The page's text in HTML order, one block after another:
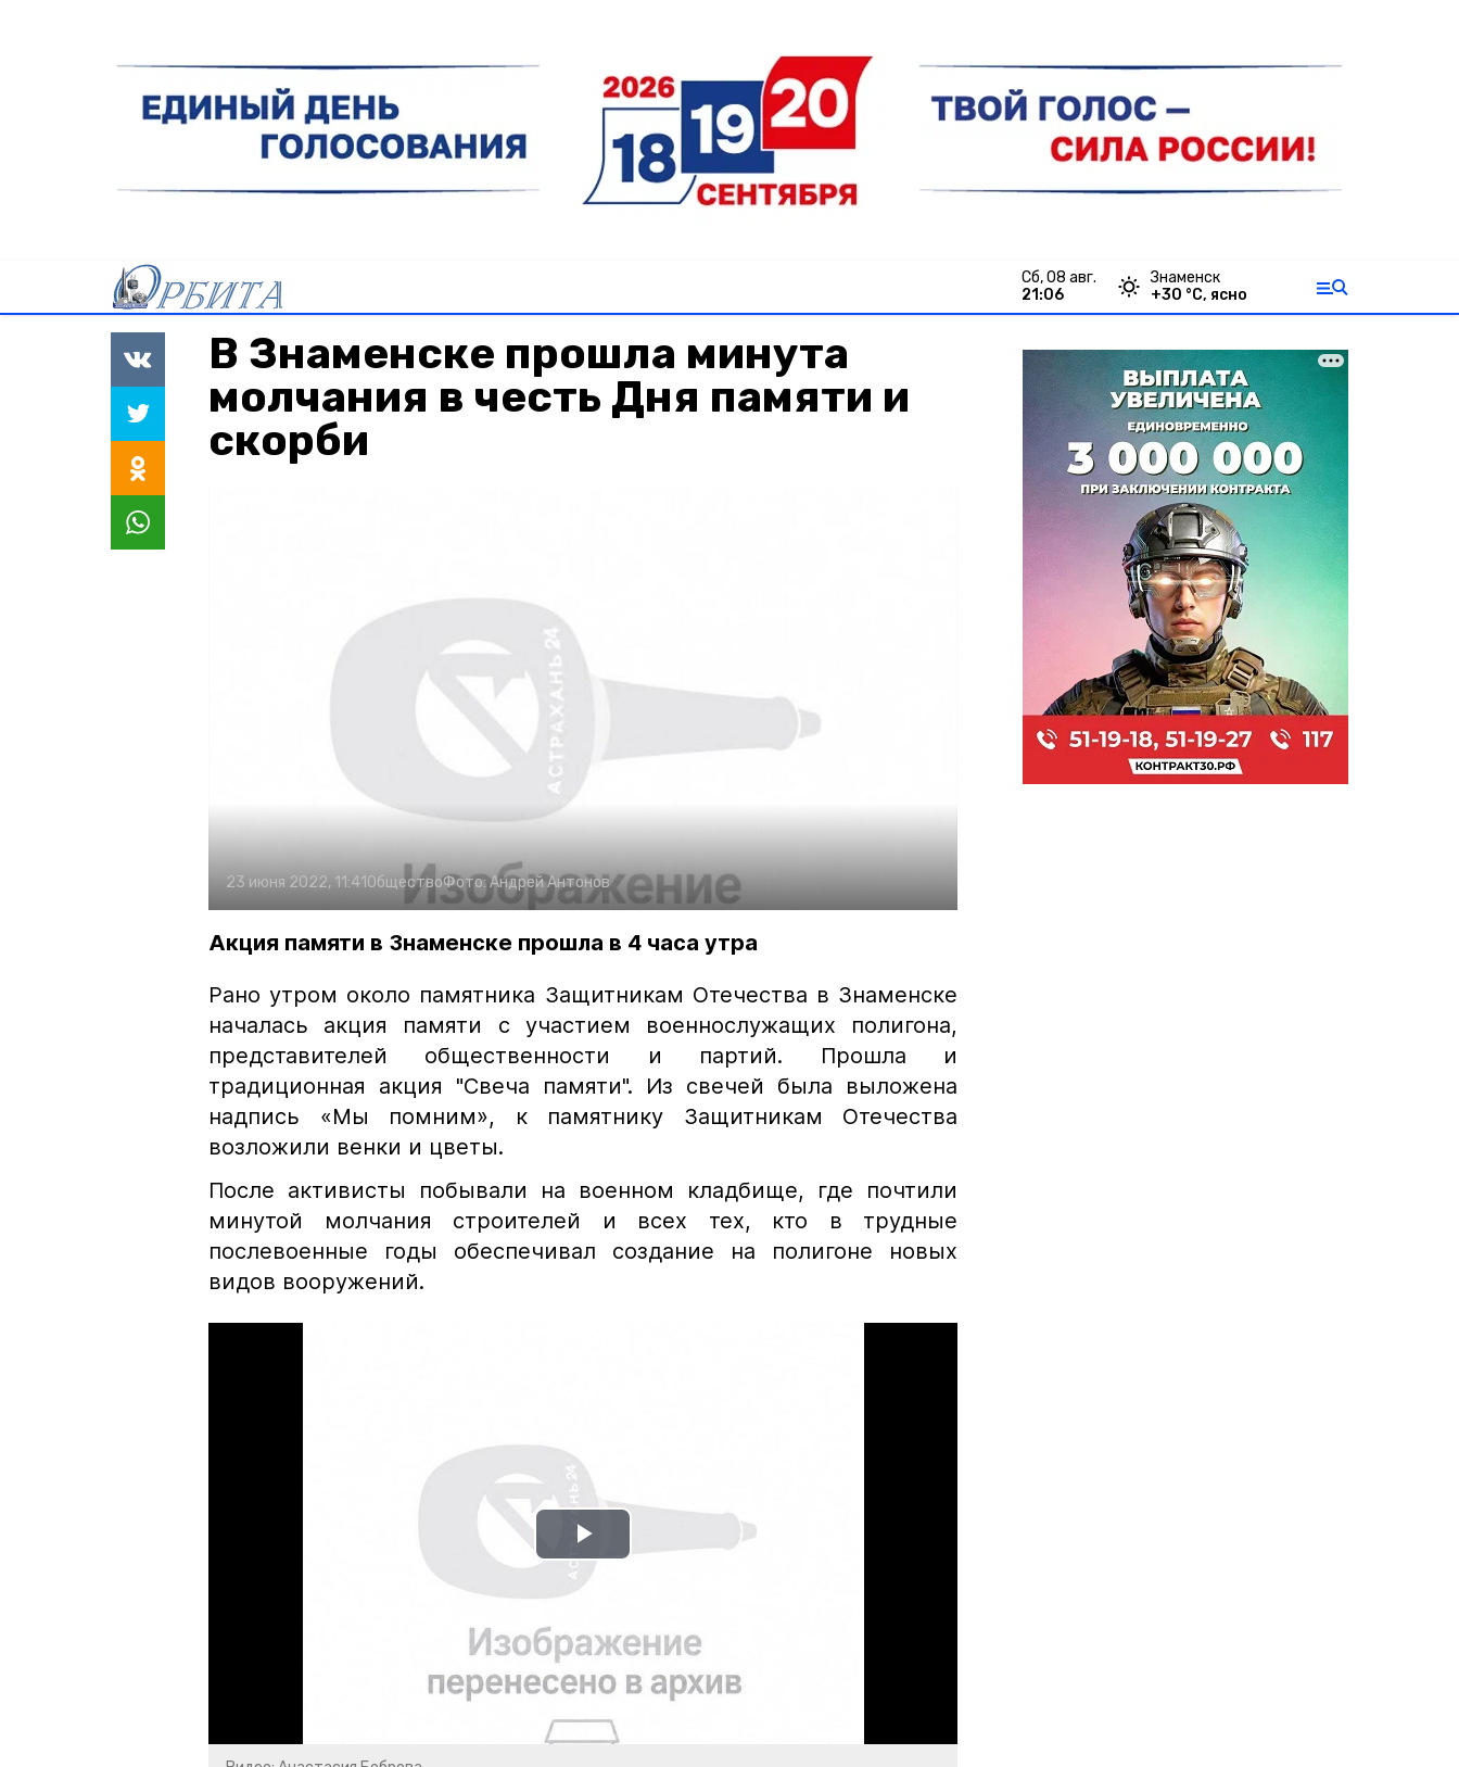
сб, 08 авг.
21:06
Знаменск
+30 °С, ясно
В Знаменске прошла минута
молчания в честь Дня памяти и
скорби
23 июня 2022, 11:41ОбществоФото:Андрей Антонов
Акция памяти в Знаменске прошла в 4 часа утра
Рано утром около памятника Защитникам Отечества в Знаменске
началась акция памяти с участием военнослужащих полигона,
представителей общественности и партий. Прошла и
традиционная акция "Свеча памяти". Из свечей была выложена
надпись «Мы помним», к памятнику Защитникам Отечества
возложили венки и цветы.
После активисты побывали на военном кладбище, где почтили
минутой молчания строителей и всех тех, кто в трудные
послевоенные годы обеспечивал создание на полигоне новых
видов вооружений.
Play